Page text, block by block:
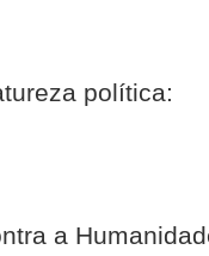
política:
a